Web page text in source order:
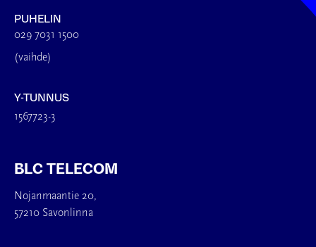
PUHELIN
029 7031 1500
(vaihde)
Y-TUNNUS
1567723-3
BLC TELECOM
Nojanmaantie 20,
57210 Savonlinna